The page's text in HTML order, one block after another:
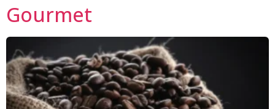
Gourmet